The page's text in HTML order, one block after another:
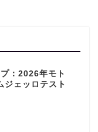
：2026年モト
ェッロテスト